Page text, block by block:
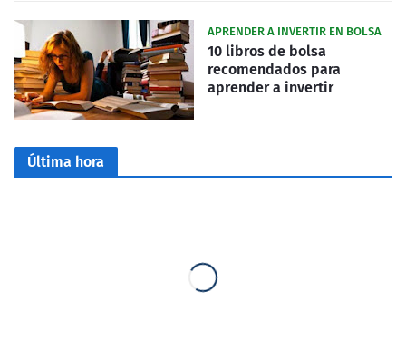
APRENDER A INVERTIR EN BOLSA
10 libros de bolsa
recomendados para
aprender a invertir
Última hora